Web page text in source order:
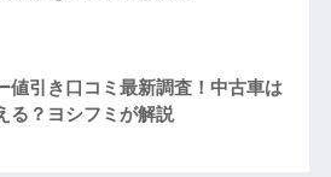
値引き口コミ最新調査！中古車は
る？ヨシフミが解説